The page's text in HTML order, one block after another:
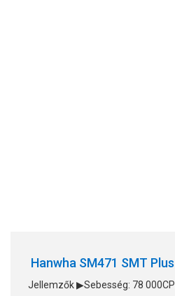
Hanwha SM471 SMT
Jellemzők ▶Sebesség: 78